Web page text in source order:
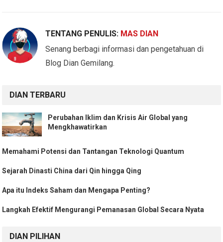
TENTANG PENULIS: MAS DIAN
Senang berbagi informasi dan pengetahuan di
Blog Dian Gemilang.
DIAN TERBARU
Perubahan Iklim dan Krisis Air Global yang
Mengkhawatirkan
Memahami Potensi dan Tantangan Teknologi Quantum
Sejarah Dinasti China dari Qin hingga Qing
Apa itu Indeks Saham dan Mengapa Penting?
Langkah Efektif Mengurangi Pemanasan Global Secara Nyata
DIAN PILIHAN